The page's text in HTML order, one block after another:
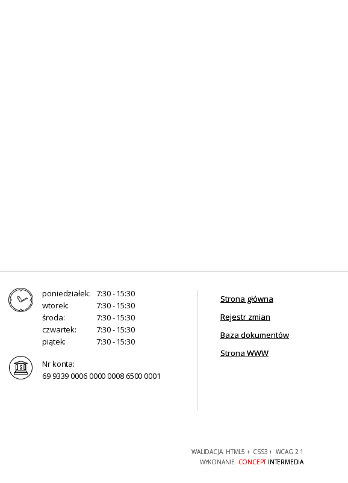
poniedziałek: 7:30 - 15:30
wtorek:
7:30 - 15:30
środa:
7:30 - 15:30
czwartek:
7:30 - 15:30
piątek:
7:30 - 15:30
Nr konta:
69 9339 0006 0000 0008 6500 0001
Strona główna
Rejestr zmian
Baza dokumentów
Strona WWW
WALIDACJA: HTML5 + CSS3 + WCAG 2.1
WYKONANIE CONCEPTINTERMEDIA